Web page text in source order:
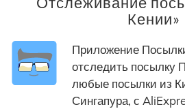
Кении»
Приложение
отследить посылку
любые посылки из
Сингапура, с